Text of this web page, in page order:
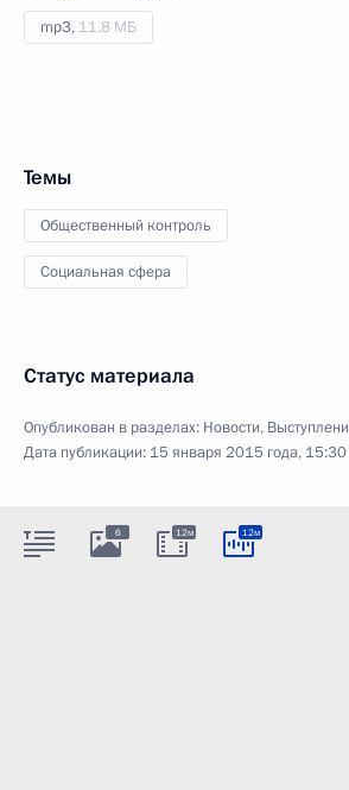
mp3, 11.8 МБ
Темы
Общественный контроль
Социальная сфера
Статус материала
Опубликован в разделах: Новости,
Дата публикации: 15 января 2015 года, 15:30
6 12м 12м